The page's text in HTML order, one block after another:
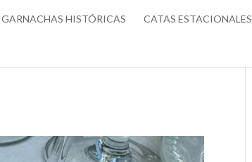
GARNACHAS HISTÓRICAS CATAS ESTACIONALES